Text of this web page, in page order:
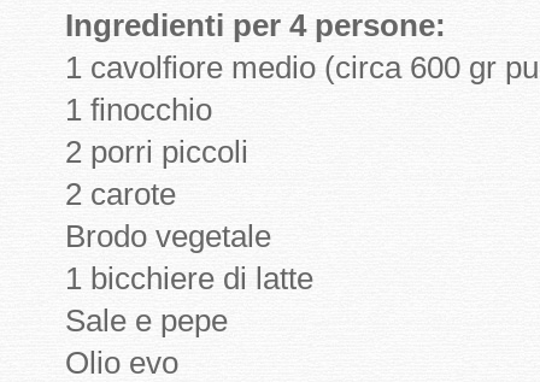
Ingredienti per 4 persone:
1 cavolfiore medio (circa 600 gr
1 finocchio
2 porri piccoli
2 carote
Brodo vegetale
1 bicchiere di latte
Sale e pepe
Olio evo